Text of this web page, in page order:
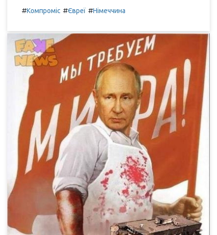
#Компроміс #Євреї #Німеччина